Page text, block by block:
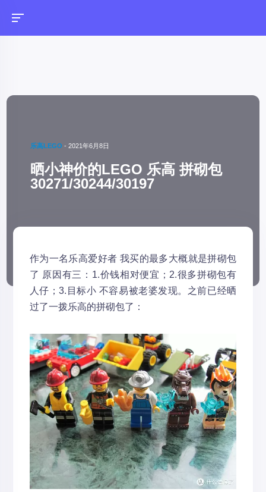
乐高LEGO -2021年6月8日
晒小神价的LEGO 乐高 拼砌包
30271/30244/30197
作为一名乐高爱好者 我买的最多大概就是拼砌包
了 原因有三：1.价钱相对便宜；2.很多拼砌包有
人仔；3.目标小 不容易被老婆发现。之前已经晒
过了一拨乐高的拼砌包了：